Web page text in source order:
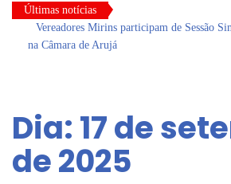
Últimas notícias
Vereadores Mirins participam de Sessão
na Câmara de Arujá
mercado de trabalho
Dalvana Penha toma posse como vereadora
durante sessão da Câmara de Arujá
Dia: 17 de
de 2025